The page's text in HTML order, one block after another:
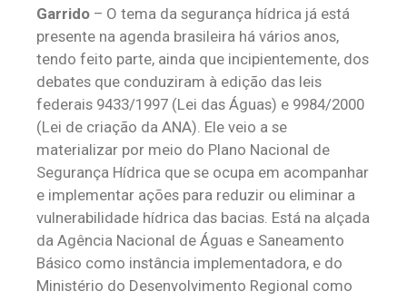
Garrido – O tema da segurança hídrica já está
presente na agenda brasileira há vários anos,
tendo feito parte, ainda que incipientemente, dos
debates que conduziram à edição das leis
federais 9433/1997 (Lei das Águas) e 9984/2000
(Lei de criação da ANA). Ele veio a se
materializar por meio do Plano Nacional de
Segurança Hídrica que se ocupa em acompanhar
e implementar ações para reduzir ou eliminar a
vulnerabilidade hídrica das bacias. Está na alçada
da Agência Nacional de Águas e Saneamento
Básico como instância implementadora, e do
Ministério do Desenvolvimento Regional como